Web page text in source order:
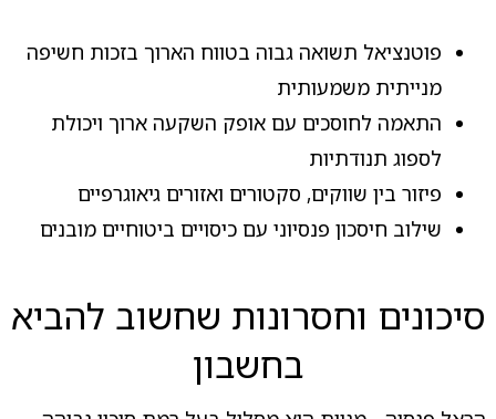
פוטנציאל תשואה גבוה בטווח הארוך בזכות חשיפה
מנייתית משמעותית
התאמה לחוסכים עם אופק השקעה ארוך ויכולת
לספוג תנודתיות
פיזור בין שווקים, סקטורים ואזורים גיאוגרפיים
שילוב חיסכון פנסיוני עם כיסויים ביטוחיים מובנים
סיכונים וחסרונות שחשוב להביא
בחשבון